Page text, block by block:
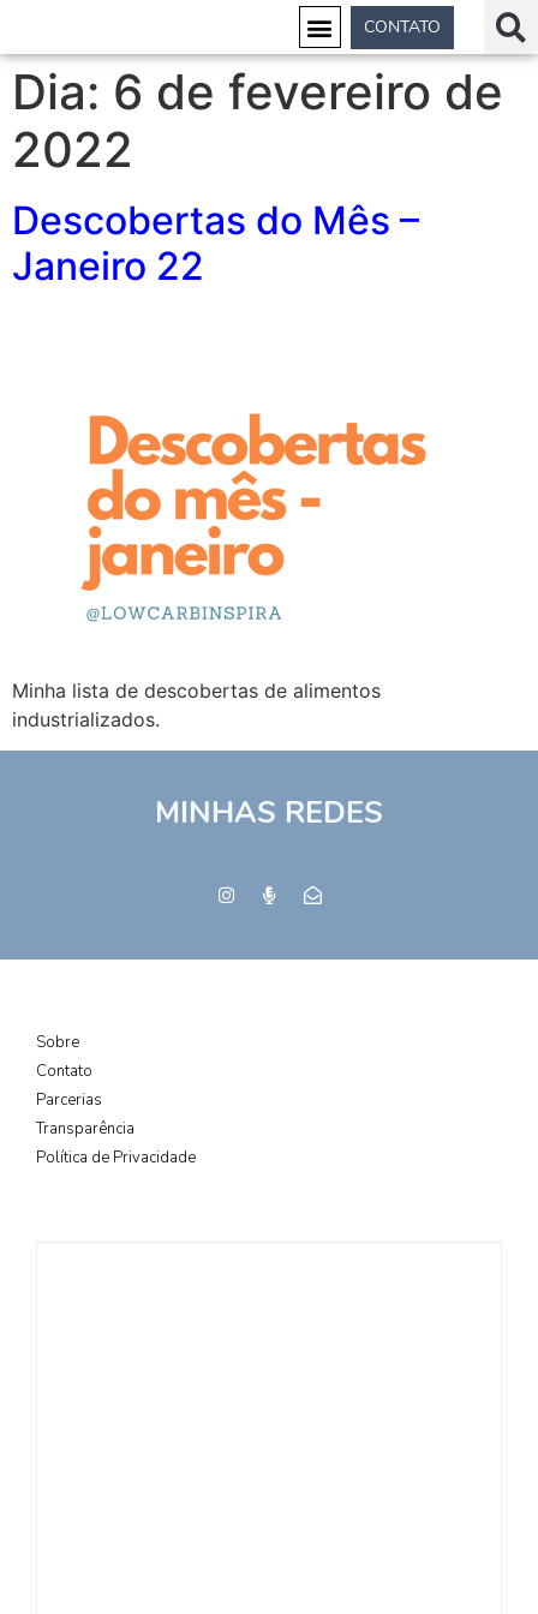
CONTATO
Dia: 6 de fevereiro de
2022
Descobertas do Mês –
Janeiro 22
Minha lista de descobertas de alimentos
industrializados.
MINHAS REDES
Sobre
Contato
Parcerias
Transparência
Política de Privacidade